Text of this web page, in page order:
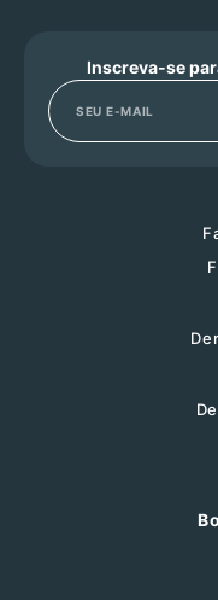
Inscreva-se